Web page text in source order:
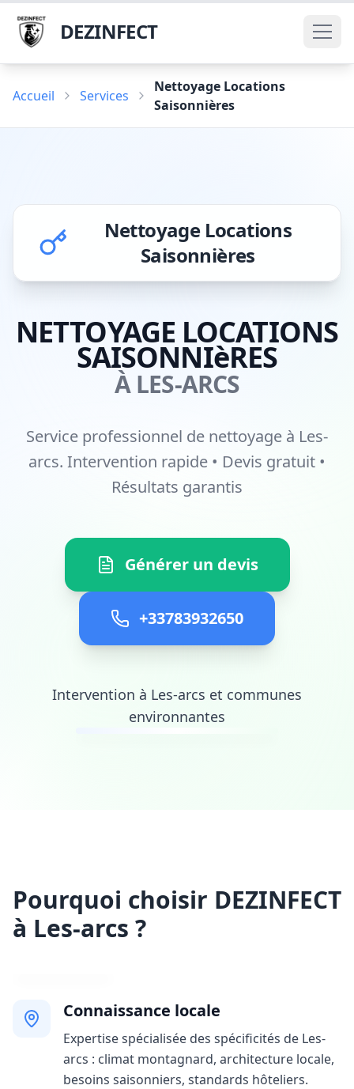
DEZINFECT
Accueil Services
Nettoyage Locations
Saisonnières
Nettoyage Locations
Saisonnières
NETTOYAGE LOCATIONS
SAISONNIèRES
À LES-ARCS
Service professionnel de nettoyage à Les-
arcs. Intervention rapide • Devis gratuit •
Résultats garantis
Générer un devis
+33783932650
Intervention à Les-arcs et communes
environnantes
Pourquoi choisir DEZINFECT
à Les-arcs ?
Connaissance locale
Expertise spécialisée des spécificités de Les-
arcs : climat montagnard, architecture locale,
besoins saisonniers, standards hôteliers.